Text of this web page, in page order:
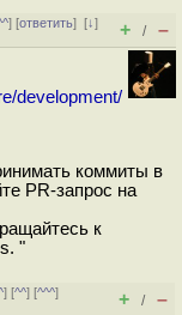
] [ответить][↓]
+ / –
development/
коммиты в
PR-запрос на
к
"
] [^^] [^^^]
+ / –